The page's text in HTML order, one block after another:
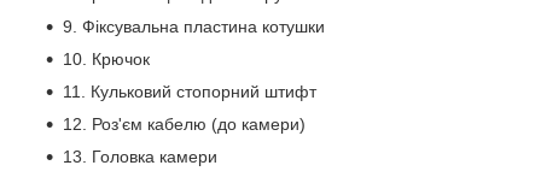
9. Фіксувальна пластина котушки
10. Крючок
11. Кульковий стопорний штифт
12. Роз'єм кабелю (до камери)
13. Головка камери